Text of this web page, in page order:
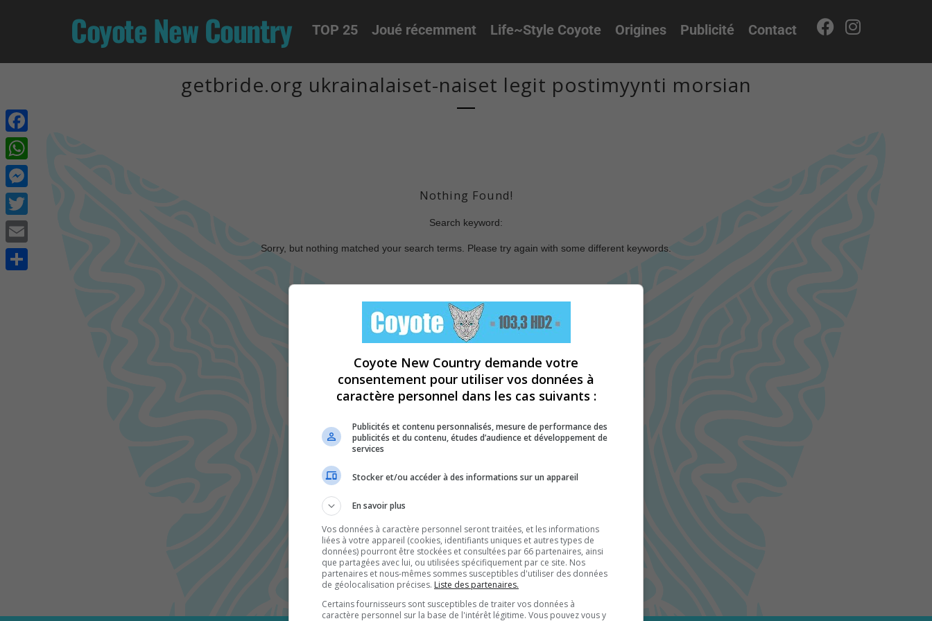
Coyote New Country TOP 25 Joué récemment Life~Style Coyote Origines Publicité Contact
getbride.org ukrainalaiset-naiset legit postimyynti morsian
Nothing Found!
Search keyword:
Sorry, but nothing matched your search terms. Please try again with some different keywords.
Facebook
WhatsApp
Messenger
Twitter
Email
Coyote New Country demande votre
consentement pour utiliser vos données à
caractère personnel dans les cas suivants :
Publicités et contenu personnalisés, mesure de performance des
publicités et du contenu, études d’audience et développement de
services
Stocker et/ou accéder à des informations sur un appareil
En savoir plus
Vos données à caractère personnel seront traitées, et les informations
liées à votre appareil (cookies, identifiants uniques et autres types de
données) pourront être stockées et consultées par 66 partenaires, ainsi
que partagées avec lui, ou utilisées spécifiquement par ce site. Nos
partenaires et nous-mêmes sommes susceptibles d'utiliser des données
de géolocalisation précises. Liste des partenaires.
Certains fournisseurs sont susceptibles de traiter vos données à
caractère personnel sur la base de l'intérêt légitime. Vous pouvez vous y